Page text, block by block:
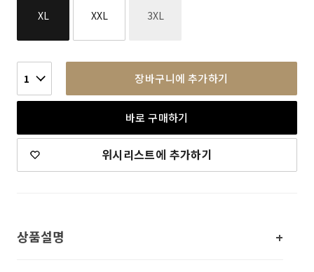
XL XXL 3XL
1 장바구니에 추가하기
바로 구매하기
위시리스트에 추가하기
상품설명